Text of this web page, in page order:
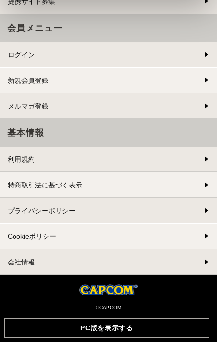
PC版を表示する
提携サイト募集
会員メニュー
ログイン
新規会員登録
メルマガ登録
基本情報
利用規約
特商取引法に基づく表示
プライバシーポリシー
Cookieポリシー
会社情報
©CAPCOM